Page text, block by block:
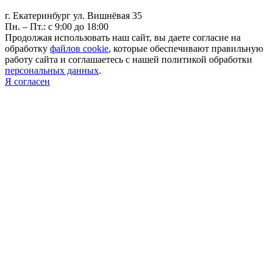
г. Екатеринбург ул. Вишнёвая 35
Пн. – Пт.: с 9:00 до 18:00
Продолжая использовать наш сайт, вы даете согласие на
обработку файлов cookie, которые обеспечивают правильную
работу сайта и соглашаетесь с нашей политикой обработки
персональных данных.
Я согласен